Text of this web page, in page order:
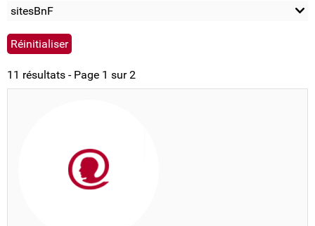
sitesBnF
11 résultats - Page 1 sur 2